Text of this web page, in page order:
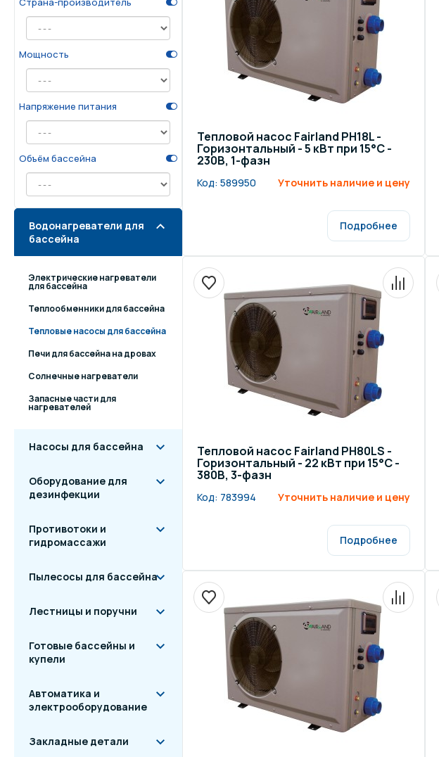
Инвентарь для отдыха
Освещение и подсветка для
Системы безопасности Отделочные материалы
Мощность
Напряжение питания
Объём бассейна
Водонагреватели для
бассейна
Электрические нагреватели
для бассейна
Теплообменники для бассейна
Тепловые насосы для бассейна
Печи для бассейна на дровах
Солнечные нагреватели
Запасные части для
нагревателей
Насосы для бассейна
Оборудование для
дезинфекции
Противотоки и
гидромассажи
Пылесосы для бассейна
Лестницы и поручни
Готовые бассейны и
купели
Автоматика и
электрооборудование
Закладные детали
Тепловой насос Fairland PH18L -
Горизонтальный - 5 кВт при 15°C -
230В, 1-фазн
Код: 589950 Уточнить наличие и цену
Подробнее
Тепловой насос Fairland PH80LS -
Горизонтальный - 22 кВт при 15°C -
380В, 3-фазн
Код: 783994 Уточнить наличие и цену
Подробнее